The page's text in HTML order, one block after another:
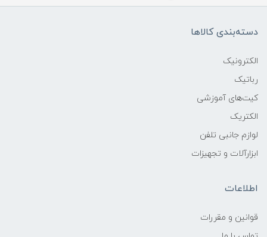
دسته‌بندی کالاها
الکترونیک
رباتیک
کیت‌های آموزشی
الکتریک
لوازم جانبی تلفن
ابزارآلات و تجهیزات
اطلاعات
قوانين و مقررات